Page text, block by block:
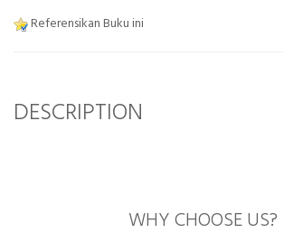
Referensikan Buku ini
DESCRIPTION
WHY CHOOSE US?